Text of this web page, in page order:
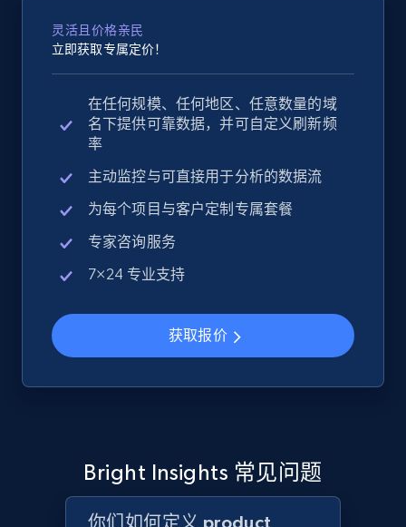
灵活且价格亲民
立即获取专属定价！
在任何规模、任何地区、任意数量的域
名下提供可靠数据，并可自定义刷新频
率
主动监控与可直接用于分析的数据流
为每个项目与客户定制专属套餐
专家咨询服务
7×24 专业支持
获取报价
Bright Insights 常见问题
你们如何定义 product